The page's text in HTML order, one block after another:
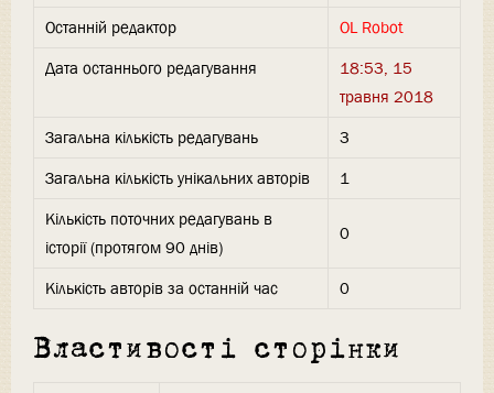
Останній редактор
OL Robot
Дата останнього редагування
18:53, 15
травня 2018
Загальна кількість редагувань
3
Загальна кількість унікальних авторів
1
Кількість поточних редагувань в
історії (протягом 90 днів)
0
Кількість авторів за останній час 0
Властивості сторінки